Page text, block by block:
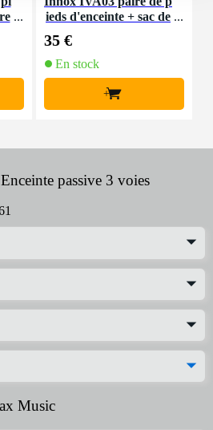
ieds d'enceinte + sac de
35 €
En stock
+
passive 3 voies
Music